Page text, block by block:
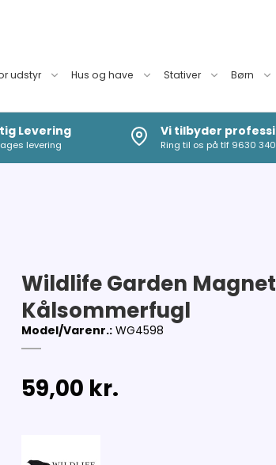
udstyr Hus og have Stativer Børn
Levering
levering
Vi tilbyder
Ring til os på tlf 9630
Wildlife Garden Magnet
Kålsommerfugl
Model/Varenr.: WG4598
59,00 kr.